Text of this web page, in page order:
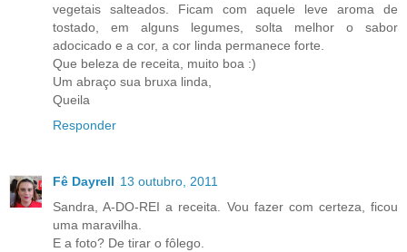
vegetais salteados. Ficam com aquele leve aroma de
tostado, em alguns legumes, solta melhor o sabor
adocicado e a cor, a cor linda permanece forte.
Que beleza de receita, muito boa :)
Um abraço sua bruxa linda,
Queila
Responder
Fê Dayrell 13 outubro, 2011
Sandra, A-DO-REI a receita. Vou fazer com certeza, ficou
uma maravilha.
E a foto? De tirar o fôlego.